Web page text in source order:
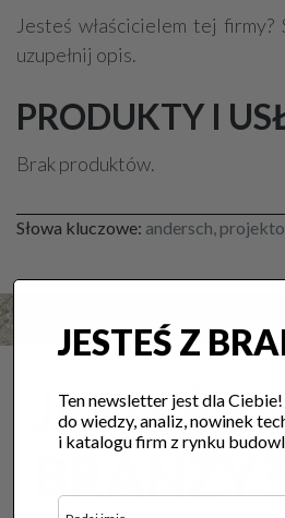
Jesteś właścicielem tej firmy?
uzupełnij opis.
PRODUKTY I
Brak produktów.
Słowa kluczowe: andersch,
JESTEŚ Z
BRANŻY?
JESTEŚ Z
Ten newsletter jest dla
do wiedzy, analiz, nowinek
i katalogu firm z rynku